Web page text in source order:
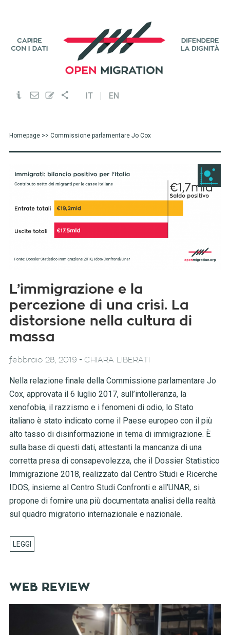
IT EN
Homepage>> Commissione parlamentare Jo Cox
L’immigrazione e la
percezione di una crisi. La
distorsione nella cultura di
massa
febbraio 28, 2019 - CHIARA LIBERATI
Nella relazione finale della Commissione parlamentare Jo
Cox, approvata il 6 luglio 2017, sull’intolleranza, la
xenofobia, il razzismo e i fenomeni di odio, lo Stato
italiano è stato indicato come il Paese europeo con il più
alto tasso di disinformazione in tema di immigrazione. È
sulla base di questi dati, attestanti la mancanza di una
corretta presa di consapevolezza, che il Dossier Statistico
Immigrazione 2018, realizzato dal Centro Studi e Ricerche
IDOS, insieme al Centro Studi Confronti e all’UNAR, si
propone di fornire una più documentata analisi della realtà
sul quadro migratorio internazionale e nazionale.
WEB REVIEW